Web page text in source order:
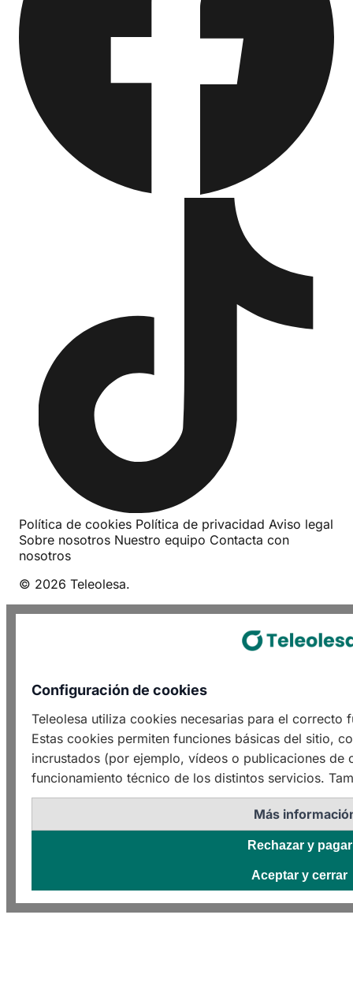
Política de cookies Política de privacidad Aviso legal
Sobre nosotros Nuestro equipo Contacta con
nosotros
© 2026 Teleolesa.
Configuración de cookies
Teleolesa utiliza cookies necesarias para el correcto
Estas cookies permiten funciones básicas del sitio,
incrustados (por ejemplo, vídeos o publicaciones de
funcionamiento técnico de los distintos servicios.
Más
Rechazar y pagar
Aceptar y cerrar